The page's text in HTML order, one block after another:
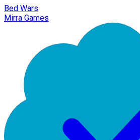
Bed Wars
Mirra Games